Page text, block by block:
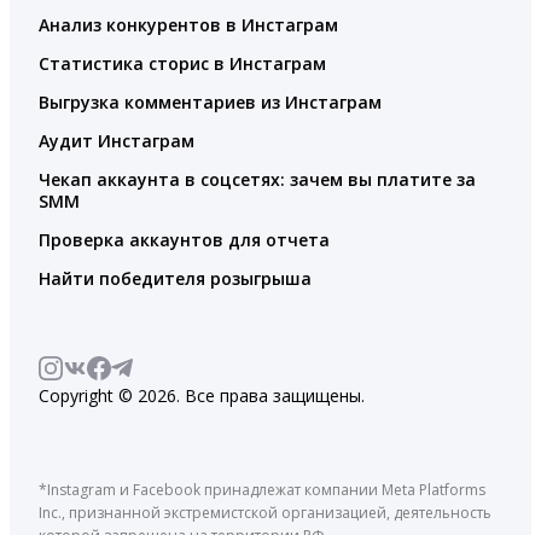
Анализ конкурентов в Инстаграм
Статистика сторис в Инстаграм
Выгрузка комментариев из Инстаграм
Аудит Инстаграм
Чекап аккаунта в соцсетях: зачем вы платите за
SMM
Проверка аккаунтов для отчета
Найти победителя розыгрыша
Copyright © 2026. Все права защищены.
*Instagram и Facebook принадлежат компании Meta Platforms
Inc., признанной экстремистской организацией, деятельность